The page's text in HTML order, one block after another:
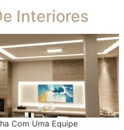
Interiores
Com Uma Equipe